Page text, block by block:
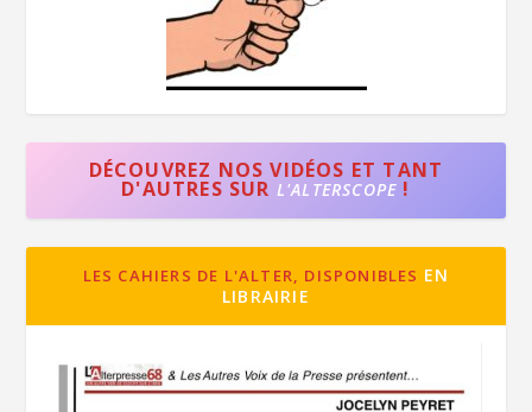
DÉCOUVREZ NOS VIDÉOS ET TANT
D'AUTRES SUR L'ALTERSCOPE !
LES CAHIERS DE L'ALTER, DISPONIBLES EN
LIBRAIRIE